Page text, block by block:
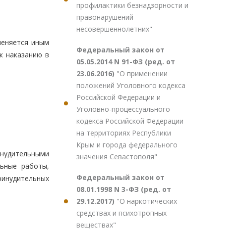
иным
наказанию в
работы,
профилактики безнадзорности и
правонарушений
несовершеннолетних"
Федеральный закон от
05.05.2014 N 91-ФЗ (ред. от
23.06.2016) "О применении
положений Уголовного кодекса
Российской Федерации и
Уголовно-процессуального
кодекса Российской Федерации
на территориях Республики
Крым и города федерального
значения Севастополя"
Федеральный закон от
08.01.1998 N 3-ФЗ (ред. от
29.12.2017) "О наркотических
средствах и психотропных
веществах"